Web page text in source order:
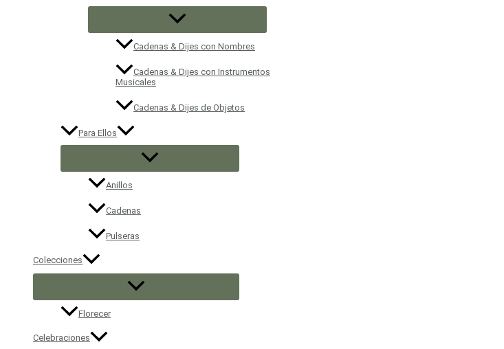
Cadenas & Dijes con Nombres
Cadenas & Dijes con Instrumentos
Musicales
Cadenas & Dijes de Objetos
Para Ellos
Anillos
Cadenas
Pulseras
Colecciones
Florecer
Celebraciones